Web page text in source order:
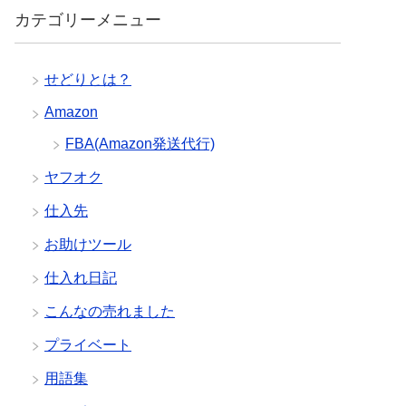
カテゴリーメニュー
せどりとは？
Amazon
FBA(Amazon発送代行)
ヤフオク
仕入先
お助けツール
仕入れ日記
こんなの売れました
プライベート
用語集